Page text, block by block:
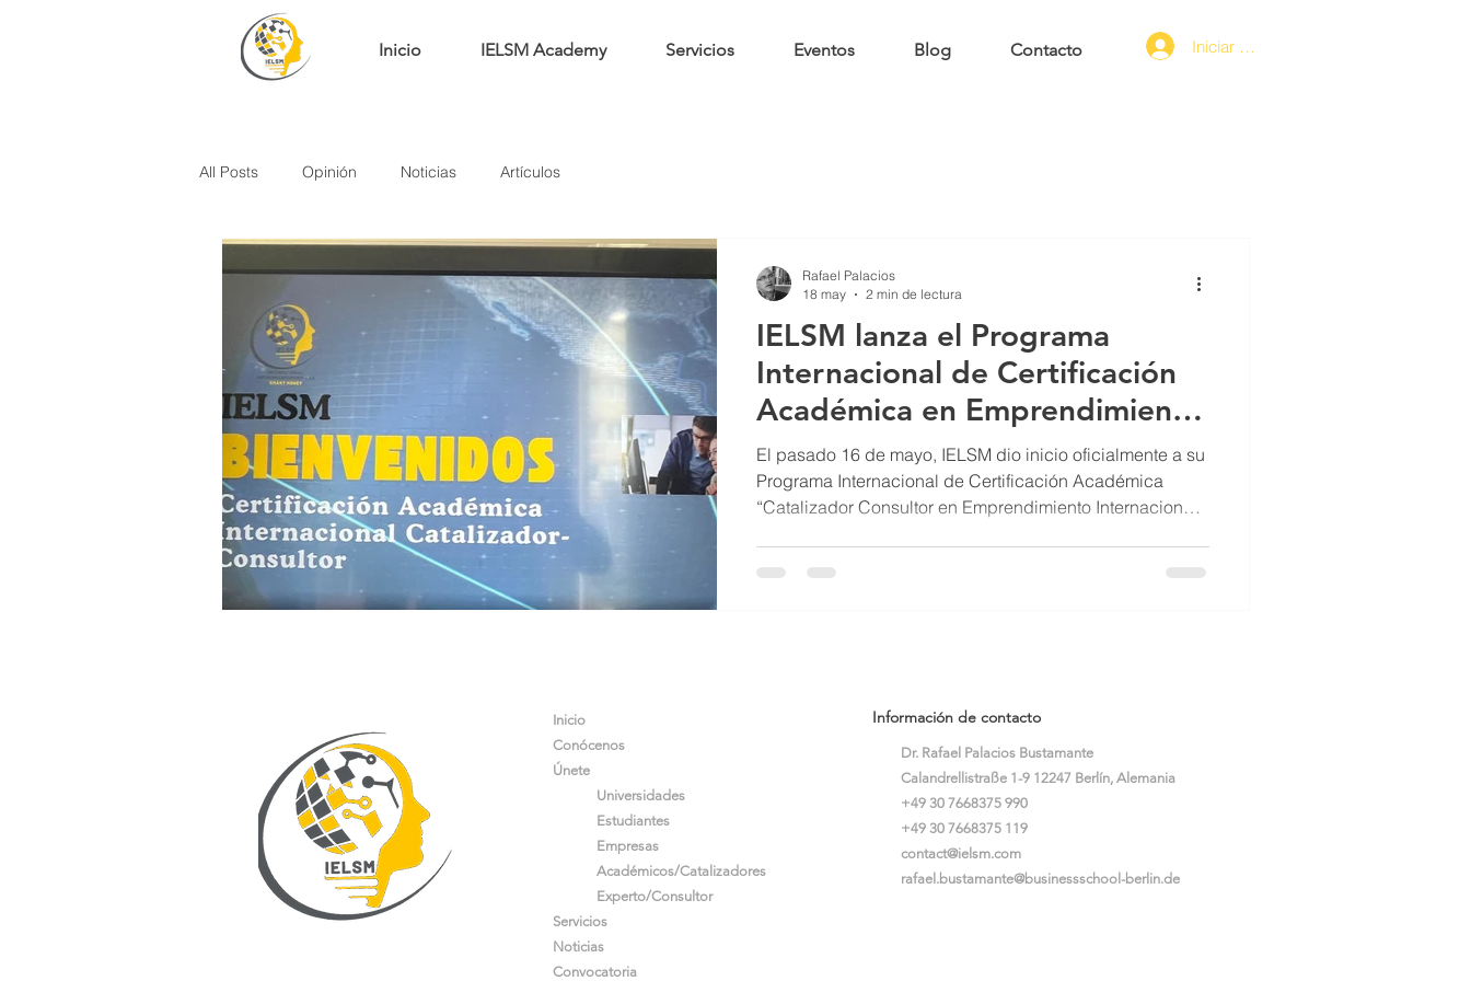
Inicio IELSM Academy Servicios Eventos Blog Contacto Iniciar sesión
All Posts Opinión Noticias Artículos
IELSM lanza el Programa
Internacional de Certificación
Académica en Emprendimiento
Internacional
El pasado 16 de mayo, IELSM dio inicio oficialmente a su
Programa Internacional de Certificación Académica
“Catalizador Consultor en Emprendimiento Internacional”,
Rafael Palacios
18 may
2 min de lectura
Inicio
Conócenos
Únete
Universidades
Estudiantes
Empresas
Académicos/Catalizadores
Experto/Consultor
Servicios
Noticias
Convocatoria
Información de contacto
Dr. Rafael Palacios Bustamante
Calandrellistraße 1-9 12247 Berlín, Alemania
+49 30 7668375 990
+49 30 7668375 119
contact@ielsm.com
rafael.bustamante@businessschool-berlin.de